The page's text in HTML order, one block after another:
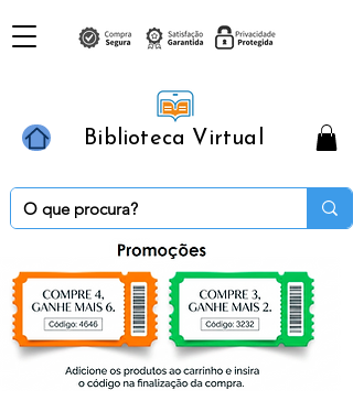
Biblioteca Virtual